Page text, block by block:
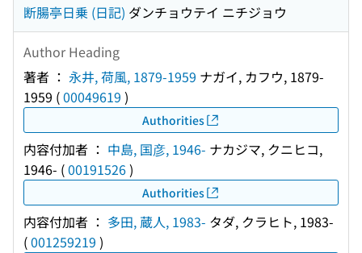
断腸亭日乗 (日記) ダンチョウテイ ニチジョウ
Author Heading
著者 ： 永井, 荷風, 1879-1959 ナガイ, カフウ, 1879-
1959 (00049619 )
Authorities
内容付加者 ： 中島, 国彦, 1946- ナカジマ, クニヒコ,
1946- (00191526)
Authorities
内容付加者 ： 多田, 蔵人, 1983- タダ, クラヒト, 1983-
(001259219 )